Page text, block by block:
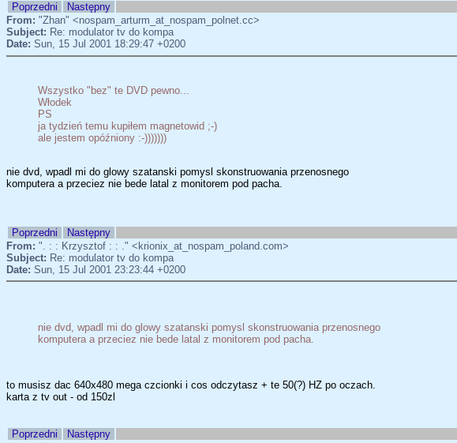
Poprzedni Następny
From: "Zhan" <nospam_arturm_at_nospam_polnet.cc>
Subject: Re: modulator tv do kompa
Date: Sun, 15 Jul 2001 18:29:47 +0200
Wszystko "bez" te DVD pewno...
Włodek
PS
ja tydzień temu kupiłem magnetowid ;-)
ale jestem opóźniony :-)))))))
nie dvd, wpadl mi do glowy szatanski pomysl skonstruowania przenosnego
komputera a przeciez nie bede latal z monitorem pod pacha.
Poprzedni Następny
From: ". : : Krzysztof : : ." <krionix_at_nospam_poland.com>
Subject: Re: modulator tv do kompa
Date: Sun, 15 Jul 2001 23:23:44 +0200
nie dvd, wpadl mi do glowy szatanski pomysl skonstruowania przenosnego
komputera a przeciez nie bede latal z monitorem pod pacha.
to musisz dac 640x480 mega czcionki i cos odczytasz + te 50(?) HZ po oczach.
karta z tv out - od 150zl
Poprzedni Następny